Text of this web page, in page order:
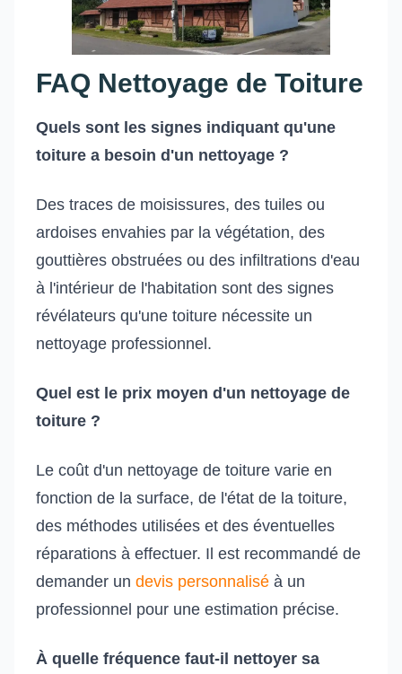
FAQ Nettoyage de Toiture
Quels sont les signes indiquant qu'une
toiture a besoin d'un nettoyage ?
Des traces de moisissures, des tuiles ou
ardoises envahies par la végétation, des
gouttières obstruées ou des infiltrations d'eau
à l'intérieur de l'habitation sont des signes
révélateurs qu'une toiture nécessite un
nettoyage professionnel.
Quel est le prix moyen d'un nettoyage de
toiture ?
Le coût d'un nettoyage de toiture varie en
fonction de la surface, de l'état de la toiture,
des méthodes utilisées et des éventuelles
réparations à effectuer. Il est recommandé de
demander un devis personnalisé à un
professionnel pour une estimation précise.
À quelle fréquence faut-il nettoyer sa